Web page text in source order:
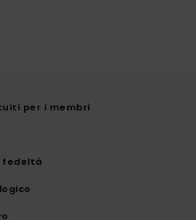
per i membri
fedeltà